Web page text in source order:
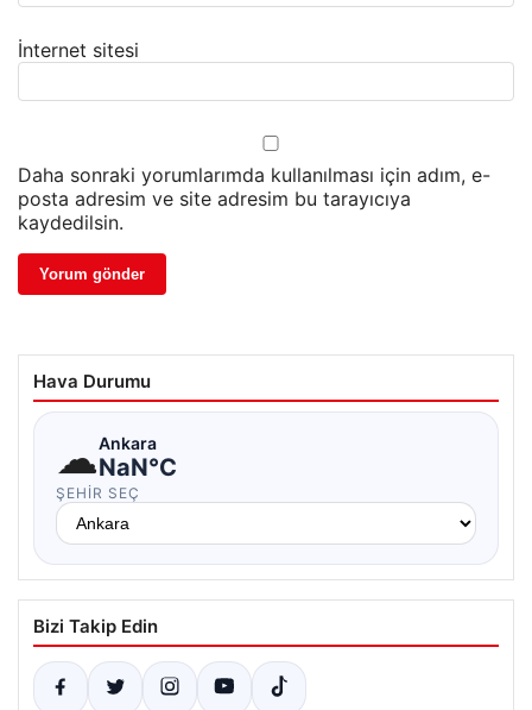
İnternet sitesi
Daha sonraki yorumlarımda kullanılması için adım, e-
posta adresim ve site adresim bu tarayıcıya
kaydedilsin.
Hava Durumu
☁Ankara
NaN°C
ŞEHIR SEÇ
Bizi Takip Edin